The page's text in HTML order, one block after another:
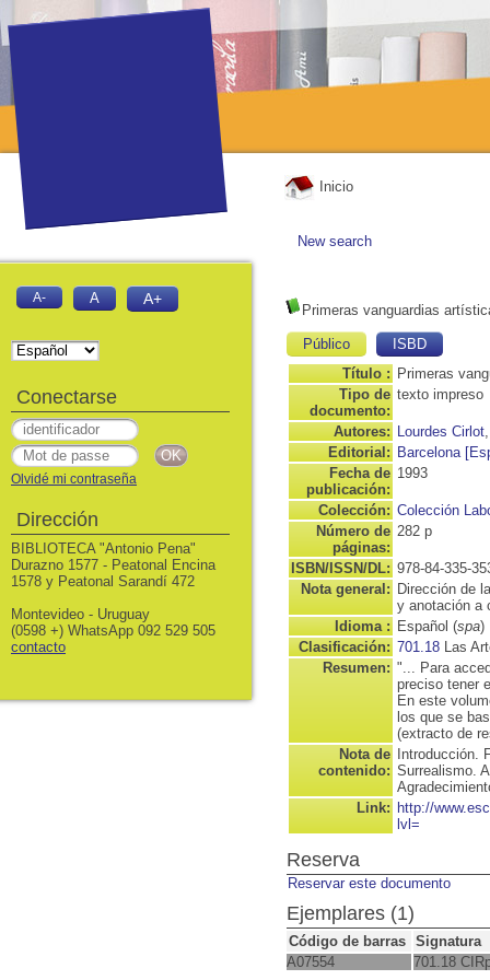
Inicio
New search
Primeras vanguardias
Público
ISBD
Título : Primeras
Tipo de
documento:
texto impreso
Autores: Lourdes Cirlot
Editorial: Barcelona
Fecha de
publicación:
1993
Colección: Colección
Número de
páginas:
282 p
ISBN/ISSN/DL: 978-84-335-
Nota general: Dirección de
y anotación a
Idioma : Español (spa)
Clasificación: 701.18 Las
Resumen: "... Para
preciso tener
En este
los que se
(extracto de
Nota de
contenido:
Introducción.
Surrealismo.
Link: http://
lvl=
Reserva
Reservar este documento
Ejemplares (1)
Código de barras Signatura
A07554
701.18
A- A A+
Conectarse
Olvidé mi contraseña
Dirección
BIBLIOTECA "Antonio Pena"
Durazno 1577 - Peatonal Encina
1578 y Peatonal Sarandí 472
Montevideo - Uruguay
(0598 +) WhatsApp 092 529 505
contacto